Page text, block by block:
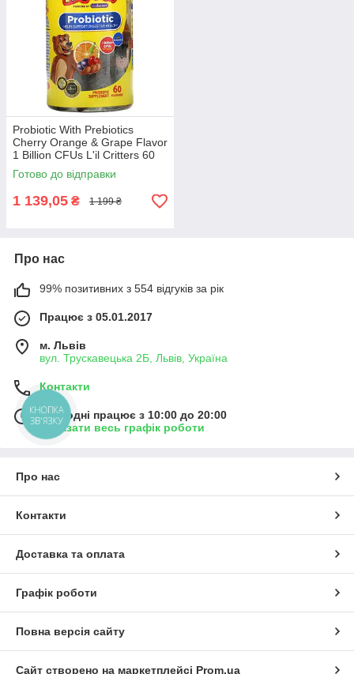
Probiotic With Prebiotics
Cherry Orange & Grape Flavor
1 Billion CFUs L'il Critters 60
жувальних таблеток
Готово до відправки
1 139,05 ₴ 1 199 ₴
Про нас
99% позитивних з 554 відгуків за рік
Працює з 05.01.2017
м. Львів
вул. Трускавецька 2Б, Львів, Україна
Контакти
Сьогодні працює з 10:00 до 20:00
Показати весь графік роботи
Про нас
Контакти
Доставка та оплата
Графік роботи
Повна версія сайту
Сайт створено на маркетплейсі Prom.ua
КНОПКА
ЗВ'ЯЗКУ